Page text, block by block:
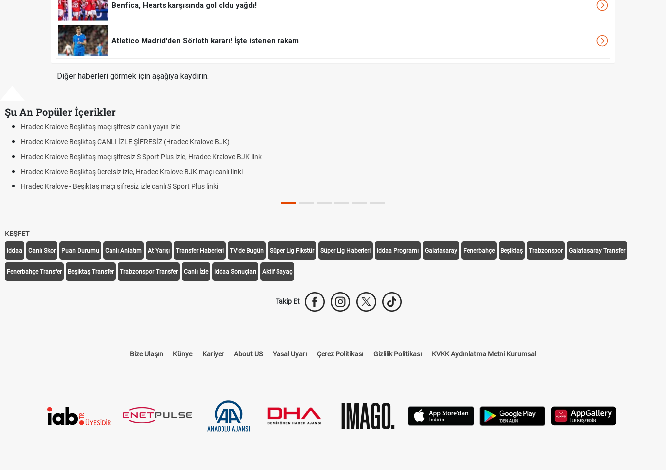
Benfica, Hearts karşısında gol oldu yağdı!
Atletico Madrid'den Sörloth kararı! İşte istenen rakam
Diğer haberleri görmek için aşağıya kaydırın.
Şu An Popüler İçerikler
Hradec Kralove Beşiktaş maçı şifresiz canlı yayın izle
Hradec Kralove Beşiktaş CANLI İZLE ŞİFRESİZ (Hradec Kralove BJK)
Hradec Kralove Beşiktaş maçı şifresiz S Sport Plus izle, Hradec Kralove BJK link
Hradec Kralove Beşiktaş ücretsiz izle, Hradec Kralove BJK maçı canlı linki
Hradec Kralove - Beşiktaş maçı şifresiz izle canlı S Sport Plus linki
KEŞFET
iddaa Canlı Skor Puan Durumu Canlı Anlatım At Yarışı Transfer Haberleri TV'de Bugün Süper Lig Fikstür Süper Lig Haberleri iddaa Programı Galatasaray Fenerbahçe Beşiktaş Trabzonspor Galatasaray Transfer
Fenerbahçe Transfer Beşiktaş Transfer Trabzonspor Transfer Canlı İzle iddaa Sonuçları Aktif Sayaç
Takip Et
Bize Ulaşın Künye Kariyer About US Yasal Uyarı Çerez Politikası Gizlilik Politikası KVKK Aydınlatma Metni Kurumsal